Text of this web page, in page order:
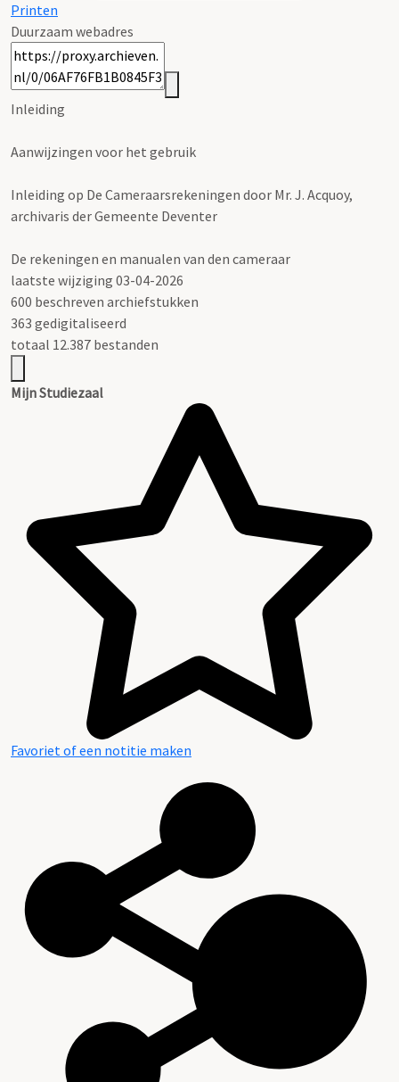
Printen
Duurzaam webadres
Inleiding
Aanwijzingen voor het gebruik
Inleiding op De Cameraarsrekeningen door Mr. J. Acquoy,
archivaris der Gemeente Deventer
De rekeningen en manualen van den cameraar
laatste wijziging 03-04-2026
600 beschreven archiefstukken
363 gedigitaliseerd
totaal 12.387 bestanden
Mijn Studiezaal
Favoriet of een notitie maken